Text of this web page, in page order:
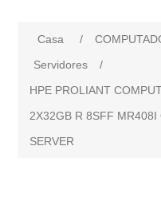
Casa /
Servidores
/
HPE PROLIANT
2X32GB R 8SFF
SERVER